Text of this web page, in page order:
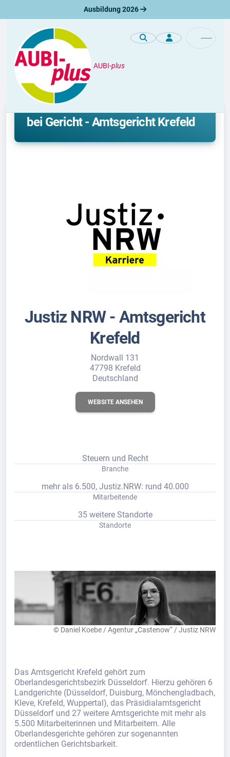
Ausbildung 2026
AUBI-plus
Unternehmen
Ausbildung oder Duales Studium
bei Gericht - Amtsgericht Krefeld
Justiz NRW - Amtsgericht
Krefeld
Nordwall 131
47798 Krefeld
Deutschland
WEBSITE ANSEHEN
Steuern und Recht
Branche
mehr als 6.500, Justiz.NRW: rund 40.000
Mitarbeitende
35 weitere Standorte
Standorte
© Daniel Koebe / Agentur „Castenow“ / Justiz NRW
Das Amtsgericht Krefeld gehört zum
Oberlandesgerichtsbezirk Düsseldorf. Hierzu gehören 6
Landgerichte (Düsseldorf, Duisburg, Mönchengladbach,
Kleve, Krefeld, Wuppertal), das Präsidialamtsgericht
Düsseldorf und 27 weitere Amtsgerichte mit mehr als
5.500 Mitarbeiterinnen und Mitarbeitern. Alle
Oberlandesgerichte gehören zur sogenannten
ordentlichen Gerichtsbarkeit.